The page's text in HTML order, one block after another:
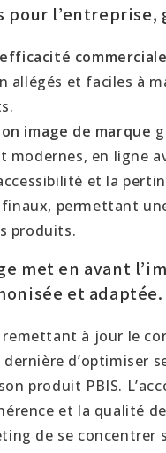
pour l’entreprise,
commerciale
allégés et faciles à
image de marque
modernes, en ligne
et la
permettant
produits.
met en avant
et adaptée.
remettant à jour le
d’optimiser
produit PBIS.
et la qualité
de se